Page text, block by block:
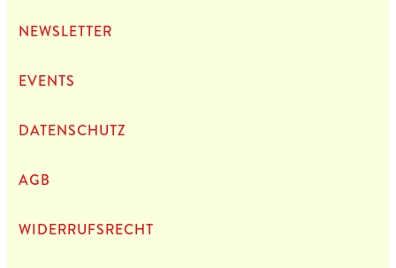
NEWS­LET­TER
EVENTS
DATEN­SCHUTZ
AGB
WIDERRUFSRECHT